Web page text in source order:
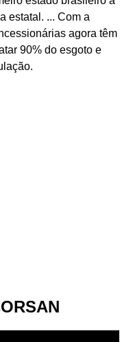
estatal. ... Com a
agora têm
90% do esgoto e